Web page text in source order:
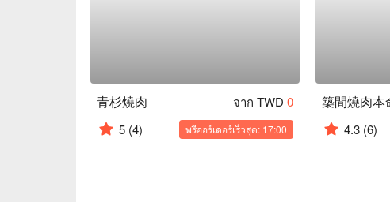
青杉燒肉 จาก TWD 0
5 (4) พรีออร์เดอร์เร็วสุด: 17:00
4.3 (6)